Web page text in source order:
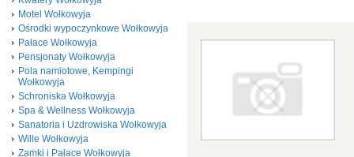
Motel Wołkowyja
Ośrodki wypoczynkowe Wołkowyja
Pałace Wołkowyja
Pensjonaty Wołkowyja
Pola namiotowe, Kempingi
Wołkowyja
Schroniska Wołkowyja
Spa & Wellness Wołkowyja
Sanatoria i Uzdrowiska Wołkowyja
Wille Wołkowyja
Zamki i Pałace Wołkowyja